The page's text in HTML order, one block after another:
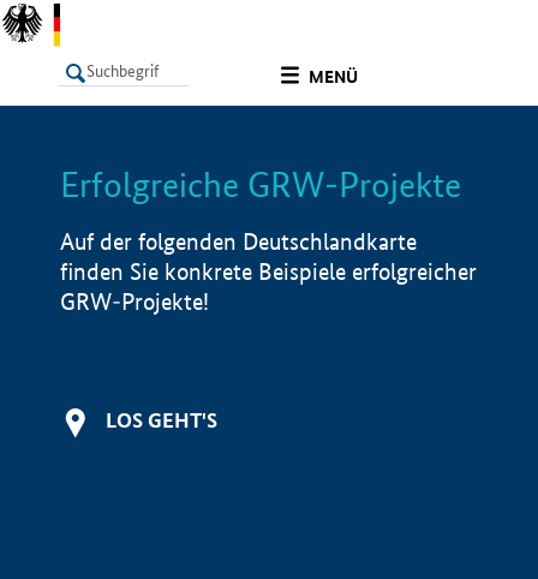
MENÜ
LISTE Info
Erfolgreiche GRW-Projekte
Auf der folgenden Deutschlandkarte
finden Sie konkrete Beispiele erfolgreicher
GRW-Projekte!
LOS GEHT'S